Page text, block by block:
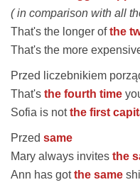
( in comparison with all
That's the longer ofthe
That's the more
Przed liczebnikiem
That's the fourth time
Sofia is notthe first
Przed same
Mary always invites the
Ann has gotthe same